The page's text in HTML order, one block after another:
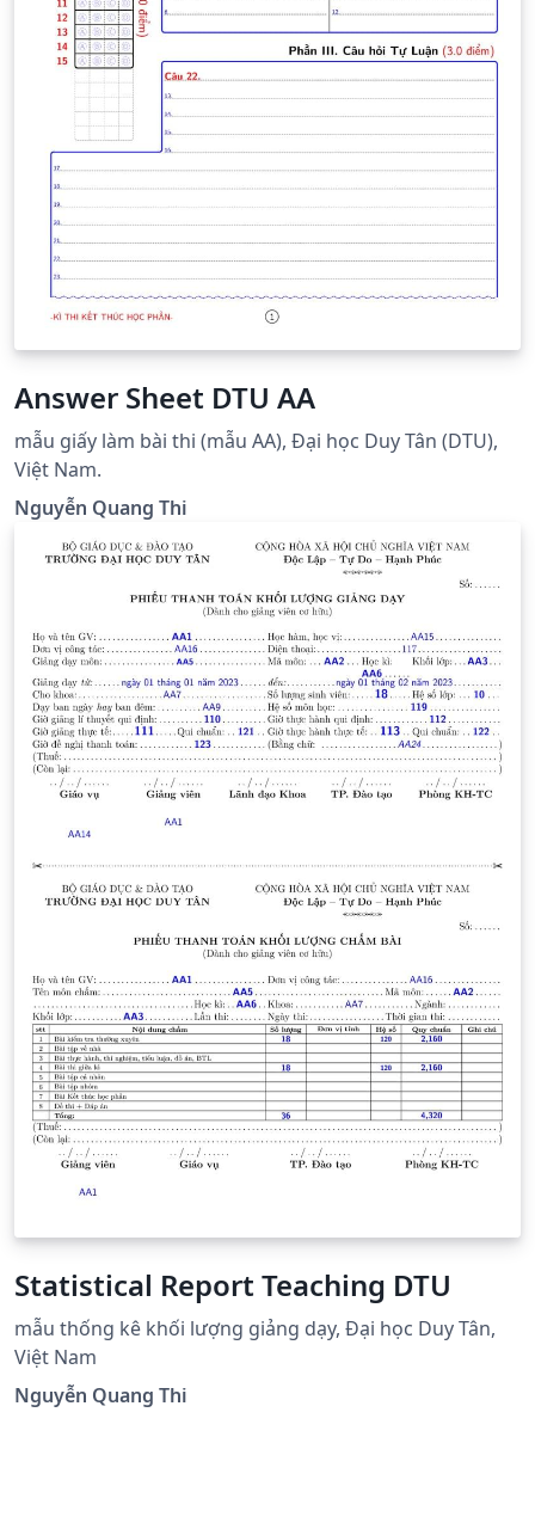
Answer Sheet DTU AA
mẫu giấy làm bài thi (mẫu AA), Đại học Duy Tân (DTU),
Việt Nam.
Nguyễn Quang Thi
Statistical Report Teaching DTU
mẫu thống kê khối lượng giảng dạy, Đại học Duy Tân,
Việt Nam
Nguyễn Quang Thi